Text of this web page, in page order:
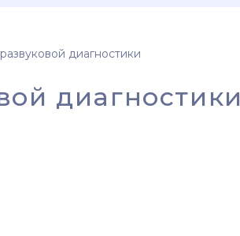
диагностики
диагностики